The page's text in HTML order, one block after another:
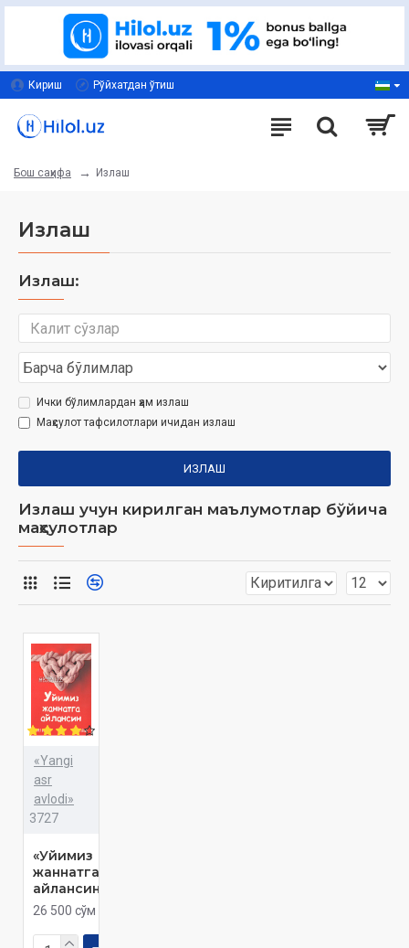
Кириш Рўйхатдан ўтиш
Бош саҳифа Излаш
Излаш
Излаш:
Ички бўлимлардан ҳам излаш
Маҳсулот тафсилотлари ичидан излаш
ИЗЛАШ
Излаш учун кирилган маълумотлар бўйича
маҳсулотлар
«Yangi
asr
avlodi»
3727
«Уйимиз
жаннатга
айлансин»
26 500 сўм